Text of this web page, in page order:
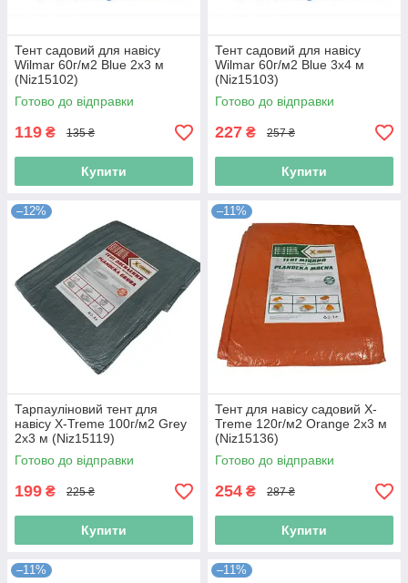
Тент садовий для навісу
Wilmar 60г/м2 Blue 2х3 м
(Niz15102)
Готово до відправки
119 ₴ 135 ₴
Купити
Тент садовий для навісу
Wilmar 60г/м2 Blue 3х4 м
(Niz15103)
Готово до відправки
227 ₴ 257 ₴
Купити
–12%
Тарпауліновий тент для
навісу X-Treme 100г/м2 Grey
2х3 м (Niz15119)
Готово до відправки
199 ₴ 225 ₴
Купити
–11%
Тент для навісу садовий X-
Treme 120г/м2 Orange 2х3 м
(Niz15136)
Готово до відправки
254 ₴ 287 ₴
Купити
–11% –11%